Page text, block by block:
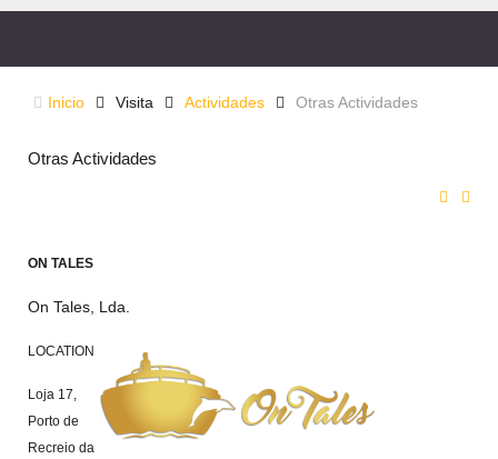
Inicio Visita Actividades Otras Actividades
Otras Actividades
ON TALES
On Tales, Lda.
LOCATION
Loja 17,
Porto de
Recreio da